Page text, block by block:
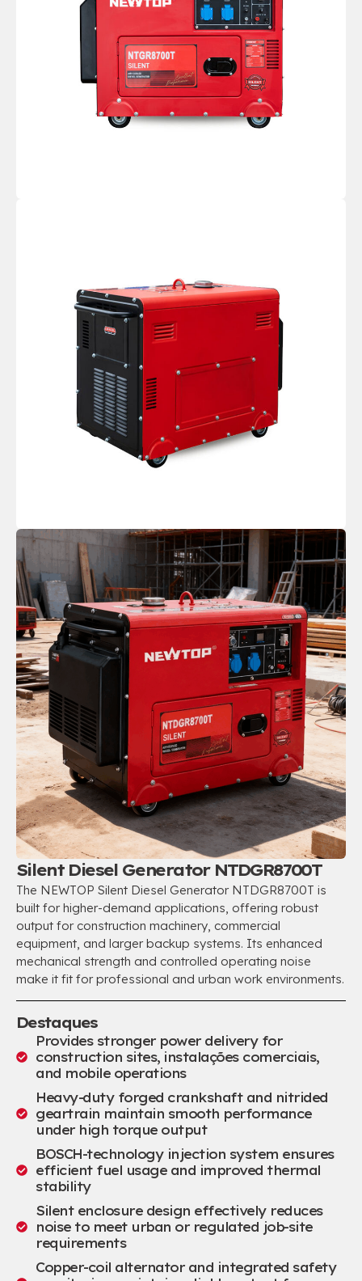
Silent Diesel Generator NTDGR8700T
The NEWTOP Silent Diesel Generator NTDGR8700T is
built for higher-demand applications, offering robust
output for construction machinery, commercial
equipment, and larger backup systems. Its enhanced
mechanical strength and controlled operating noise
make it fit for professional and urban work environments.
Destaques
Provides stronger power delivery for
construction sites, instalações comerciais,
and mobile operations
Heavy-duty forged crankshaft and nitrided
geartrain maintain smooth performance
under high torque output
BOSCH-technology injection system ensures
efficient fuel usage and improved thermal
stability
Silent enclosure design effectively reduces
noise to meet urban or regulated job-site
requirements
Copper-coil alternator and integrated safety